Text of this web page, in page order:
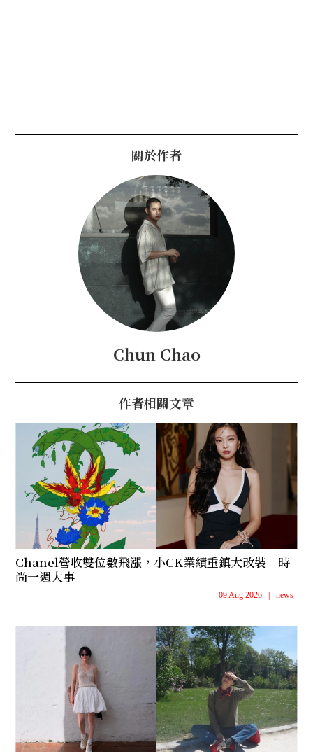
關於作者
Chun Chao
作者相關文章
Chanel營收雙位數飛漲，小CK業績重鎮大改裝｜時
尚一週大事
09 Aug 2026 news